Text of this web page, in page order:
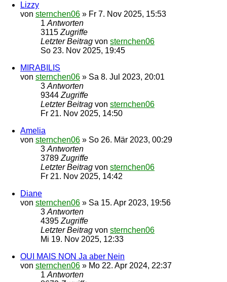
Lizzy
von sternchen06 » Fr 7. Nov 2025, 15:53
1 Antworten
3115 Zugriffe
Letzter Beitrag von sternchen06
So 23. Nov 2025, 19:45
MIRABILIS
von sternchen06 » Sa 8. Jul 2023, 20:01
3 Antworten
9344 Zugriffe
Letzter Beitrag von sternchen06
Fr 21. Nov 2025, 14:50
Amelia
von sternchen06 » So 26. Mär 2023, 00:29
3 Antworten
3789 Zugriffe
Letzter Beitrag von sternchen06
Fr 21. Nov 2025, 14:42
Diane
von sternchen06 » Sa 15. Apr 2023, 19:56
3 Antworten
4395 Zugriffe
Letzter Beitrag von sternchen06
Mi 19. Nov 2025, 12:33
OUI MAIS NON Ja aber Nein
von sternchen06 » Mo 22. Apr 2024, 22:37
1 Antworten